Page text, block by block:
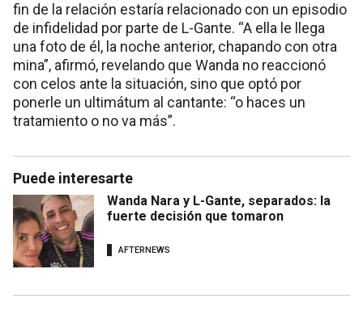
fin de la relación estaría relacionado con un episodio
de infidelidad por parte de L-Gante. “A ella le llega
una foto de él, la noche anterior, chapando con otra
mina”, afirmó, revelando que Wanda no reaccionó
con celos ante la situación, sino que optó por
ponerle un ultimátum al cantante: “o haces un
tratamiento o no va más”.
Puede interesarte
Wanda Nara y L-Gante, separados: la
fuerte decisión que tomaron
AFTERNEWS